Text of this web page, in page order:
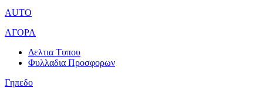
AUTO
ΑΓΟΡΑ
Δελτια Τυπου
Φυλλαδια Προσφορων
Γηπεδο